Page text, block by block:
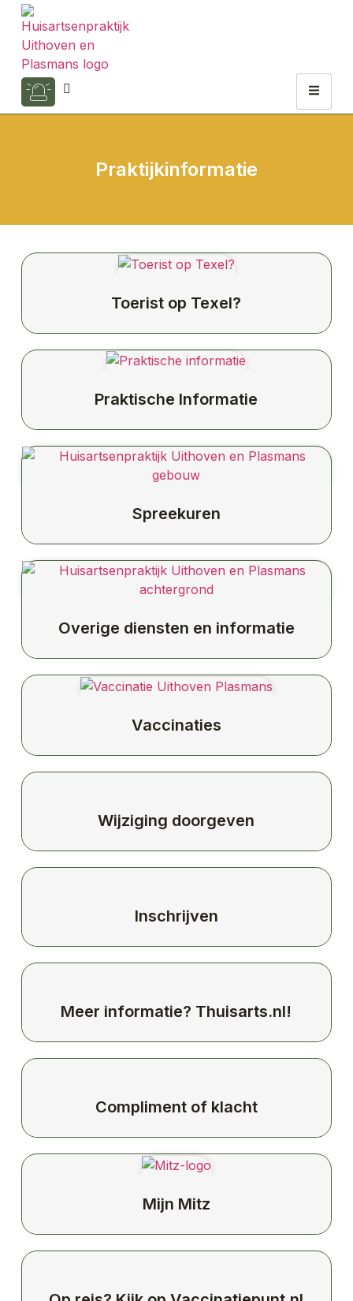
Praktijkinformatie
Toerist op Texel?
Praktische Informatie
Spreekuren
Overige diensten en informatie
Vaccinaties
Wijziging doorgeven
Inschrijven
Meer informatie? Thuisarts.nl!
Compliment of klacht
Mijn Mitz